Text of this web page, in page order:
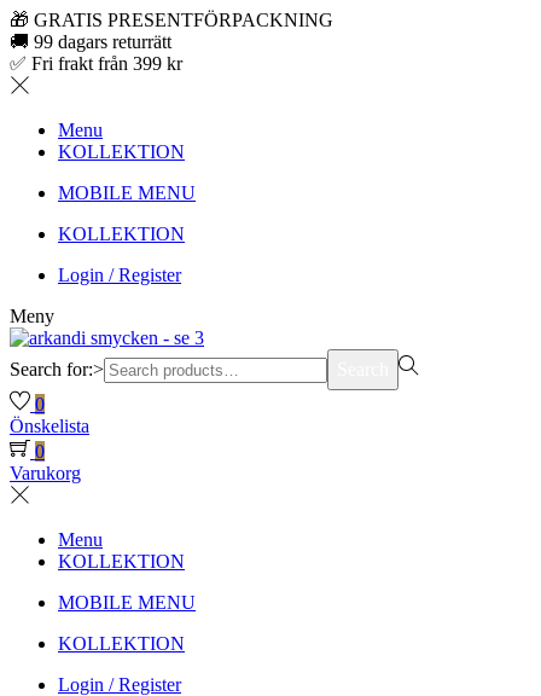
🎁 GRATIS PRESENTFÖRPACKNING
🚚 99 dagars returrätt
✅ Fri frakt från 399 kr
Menu
KOLLEKTION
MOBILE MENU
KOLLEKTION
Login / Register
Meny
Search for:>
0
Önskelista
0
Varukorg
Menu
KOLLEKTION
MOBILE MENU
KOLLEKTION
Login / Register